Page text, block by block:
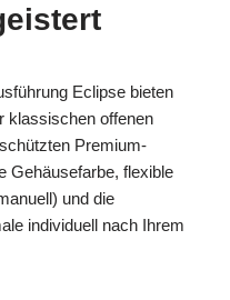
Eclipse bieten
klassischen offenen
Premium-
Gehäusefarbe, flexible
und die
individuell nach Ihrem